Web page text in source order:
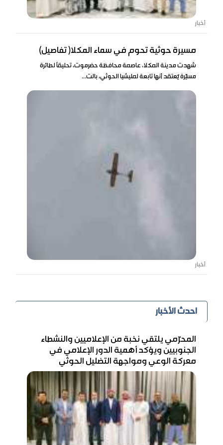
أخبار
مسيرة حوثية تحوم في سماء المكلا( تفاصيل)
شهدت مدينة المكلا، عاصمة محافظة حضرموت، تحليقًا لطائرة
مسيّرة يُعتقد أنها تابعة لمليشيا الحوثي، بالت...
أخبار
احدث الأخبار
المحرّمي يلتقي نخبة من الإعلاميين والنشطاء
الجنوبيين ويؤكد أهمية الدور الإعلامي في
معركة الوعي ومواجهة التضليل الحوثي